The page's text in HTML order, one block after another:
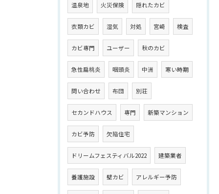
温泉地 火災保険 隠れたカビ
衣類カビ 湿気 対処 宮崎 検査
カビ専門 ユーザー 秋のカビ
急性扁桃炎 咽頭炎 中洲 寒い時期
問い合わせ 布団 別荘
セカンドハウス 専門 新築マンション
カビ予防 欠陥住宅
ドリームフェスティバル2022 建築業者
養護施設 壁カビ アレルギー予防